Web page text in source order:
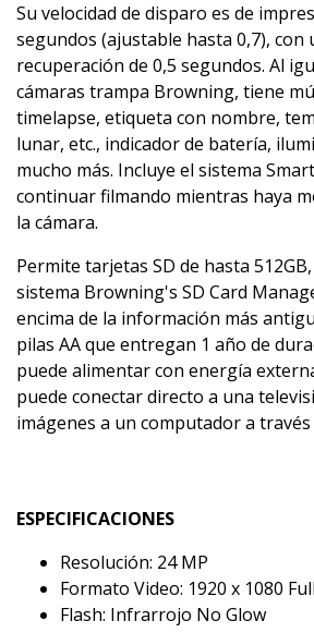
Su velocidad de disparo es de
segundos (ajustable hasta 0,7), con
recuperación de 0,5 segundos. Al
cámaras trampa Browning, tiene
timelapse, etiqueta con nombre,
lunar, etc., indicador de batería,
mucho más. Incluye el sistema
continuar filmando mientras haya
la cámara.
Permite tarjetas SD de hasta
sistema Browning's SD Card
encima de la información más
pilas AA que entregan 1 año de
puede alimentar con energía
puede conectar directo a una
imágenes a un computador a
ESPECIFICACIONES
Resolución: 24 MP
Formato Video: 1920 x 1080
Flash: Infrarrojo No Glow